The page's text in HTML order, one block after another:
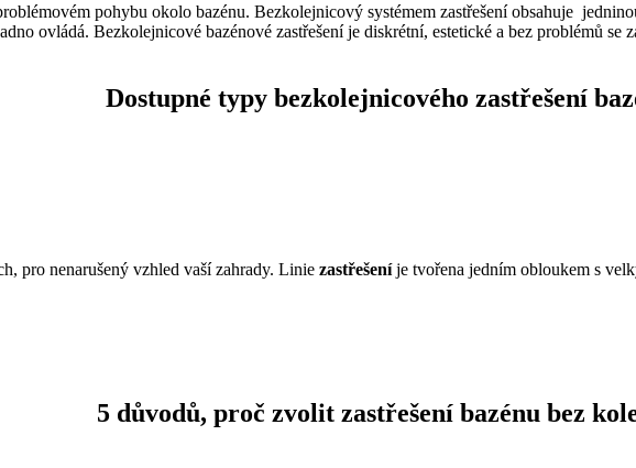
pohybu okolo bazénu. Bezkolejnicový systémem zastřešení obsahuje
ovládá. Bezkolejnicové bazénové zastřešení je diskrétní, estetické a bez problémů se
Dostupné typy bezkolejnicového zastřešení
pro nenarušený vzhled vaší zahrady. Linie zastřešeníje tvořena jedním obloukem s
5 důvodů, proč zvolit zastřešení bazénu bez